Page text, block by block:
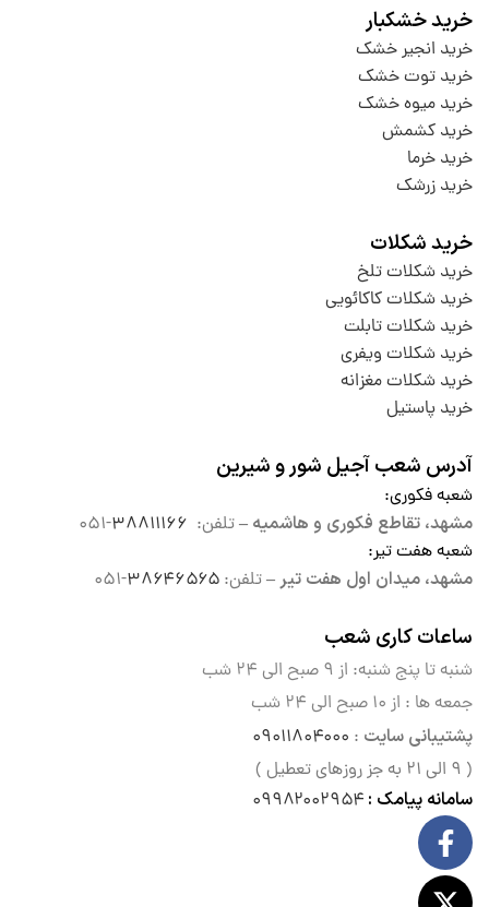
خرید خشکبار
خرید انجیر خشک
خرید توت خشک
خرید میوه خشک
خرید کشمش
خرید خرما
خرید زرشک
خرید شکلات
خرید شکلات تلخ
خرید شکلات کاکائویی
خرید شکلات تابلت
خرید شکلات ویفری
خرید شکلات مغزانه
خرید پاستیل
آدرس شعب آجیل شور و شیرین
شعبه فکوری:
مشهد، تقاطع فکوری و هاشمیه –تلفن: ۳۸۸۱۱۱۶۶-۰۵۱
شعبه هفت تیر:
مشهد، میدان اول هفت تیر –تلفن: ۳۸۶۴۶۵۶۵-۰۵۱
ساعات کاری شعب
شنبه تا پنج شنبه: از ۹ صبح الی
۲۴ شب
جمعه ها : از ۱۰ صبح الی ۲۴ شب
پشتیبانی سایت : ۰۹۰۱۱۸۰۴۰۰۰
( ۹ الی ۲۱ به جز روزهای تعطیل )
سامانه پیامک : ۰۹۹۸۲۰۰۲۹۵۴